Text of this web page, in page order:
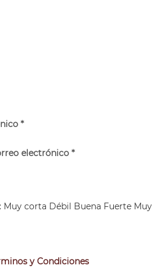
*
electrónico *
Muy corta Débil Buena Fuerte Muy
y Condiciones